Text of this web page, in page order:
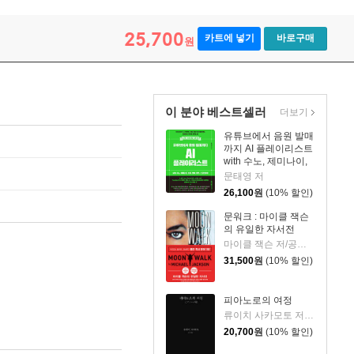
25,700원 카트에 넣기 바로구매
이 분야 베스트셀러
유튜브에서 음원 발매
까지 AI 플레이리스트
with 수노, 제미나이,
리퍼, 캔바, 캡컷, 스포
티파이
문태영 저
26,100원 (10% 할인)
문워크 : 마이클 잭슨
의 유일한 자서전
마이클 잭슨 저/공경희 역
31,500원 (10% 할인)
피아노로의 여정
20,700원 (10% 할인)
더보기